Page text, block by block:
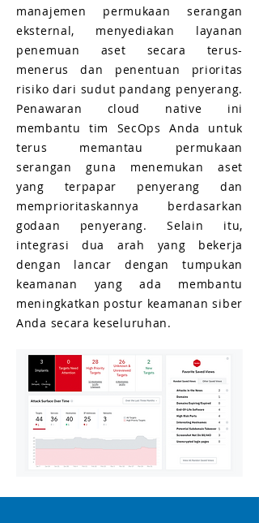
manajemen permukaan serangan
eksternal, menyediakan layanan
penemuan aset secara terus-
menerus dan penentuan prioritas
risiko dari sudut pandang penyerang.
Penawaran cloud native ini
membantu tim SecOps Anda untuk
terus memantau permukaan
serangan guna menemukan aset
yang terpapar penyerang dan
memprioritaskannya berdasarkan
godaan penyerang. Selain itu,
integrasi dua arah yang bekerja
dengan lancar dengan tumpukan
keamanan yang ada membantu
meningkatkan postur keamanan siber
Anda secara keseluruhan.